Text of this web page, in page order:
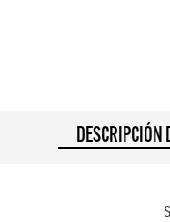
DESCRIPCIÓN